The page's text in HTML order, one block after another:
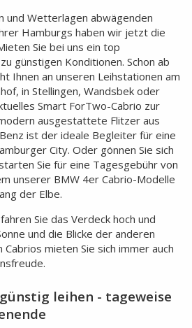
und Wetterlagen abwägenden
Hamburgs haben wir jetzt die
Sie bei uns ein top
günstigen Konditionen. Schon ab
Ihnen an unseren Leihstationen am
in Stellingen, Wandsbek oder
Smart ForTwo-Cabrio zur
ausgestattete Flitzer aus
ist der ideale Begleiter für eine
City. Oder gönnen Sie sich
Sie für eine Tagesgebühr von
unserer BMW 4er Cabrio-Modelle
der Elbe.
Sie das Verdeck hoch und
und die Blicke der anderen
mieten Sie sich immer auch
leihen - tageweise